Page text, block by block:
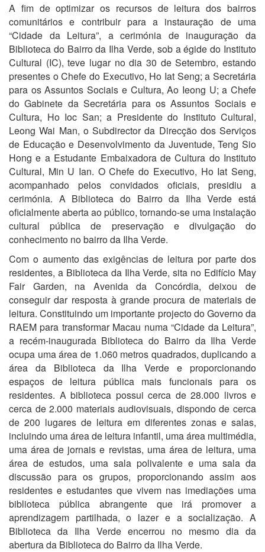
A fim de optimizar os recursos de leitura dos bairros
comunitários e contribuir para a instauração de uma
“Cidade da Leitura”, a cerimónia de inauguração da
Biblioteca do Bairro da Ilha Verde, sob a égide do Instituto
Cultural (IC), teve lugar no dia 30 de Setembro, estando
presentes o Chefe do Executivo, Ho Iat Seng; a Secretária
para os Assuntos Sociais e Cultura, Ao Ieong U; a Chefe
do Gabinete da Secretária para os Assuntos Sociais e
Cultura, Ho Ioc San; a Presidente do Instituto Cultural,
Leong Wai Man, o Subdirector da Direcção dos Serviços
de Educação e Desenvolvimento da Juventude, Teng Sio
Hong e a Estudante Embaixadora de Cultura do Instituto
Cultural, Min U Ian. O Chefe do Executivo, Ho Iat Seng,
acompanhado pelos convidados oficiais, presidiu a
cerimónia. A Biblioteca do Bairro da Ilha Verde está
oficialmente aberta ao público, tornando-se uma instalação
cultural pública de preservação e divulgação do
conhecimento no bairro da Ilha Verde.
Com o aumento das exigências de leitura por parte dos
residentes, a Biblioteca da Ilha Verde, sita no Edifício May
Fair Garden, na Avenida da Concórdia, deixou de
conseguir dar resposta à grande procura de materiais de
leitura. Constituindo um importante projecto do Governo da
RAEM para transformar Macau numa “Cidade da Leitura”,
a recém-inaugurada Biblioteca do Bairro da Ilha Verde
ocupa uma área de 1.060 metros quadrados, duplicando a
área da Biblioteca da Ilha Verde e proporcionando
espaços de leitura pública mais funcionais para os
residentes. A biblioteca possui cerca de 28.000 livros e
cerca de 2.000 materiais audiovisuais, dispondo de cerca
de 200 lugares de leitura em diferentes zonas e salas,
incluindo uma área de leitura infantil, uma área multimédia,
uma área de jornais e revistas, uma área de leitura, uma
área de estudos, uma sala polivalente e uma sala da
discussão para os grupos, proporcionando assim aos
residentes e estudantes que vivem nas imediações uma
biblioteca pública abrangente que irá promover a
aprendizagem partilhada, o lazer e a socialização. A
Biblioteca da Ilha Verde encerrou no mesmo dia da
abertura da Biblioteca do Bairro da Ilha Verde.